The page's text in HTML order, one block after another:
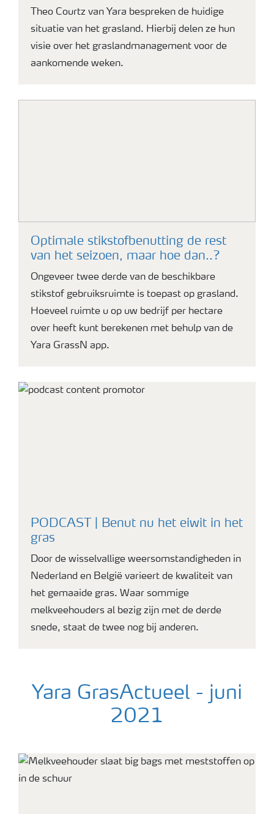
Theo Courtz van Yara bespreken de huidige
situatie van het grasland. Hierbij delen ze hun
visie over het graslandmanagement voor de
aankomende weken.
Optimale stikstofbenutting de rest
van het seizoen, maar hoe dan..?
Ongeveer twee derde van de beschikbare
stikstof gebruiksruimte is toepast op grasland.
Hoeveel ruimte u op uw bedrijf per hectare
over heeft kunt berekenen met behulp van de
Yara GrassN app.
PODCAST | Benut nu het eiwit in het
gras
Door de wisselvallige weersomstandigheden in
Nederland en België varieert de kwaliteit van
het gemaaide gras. Waar sommige
melkveehouders al bezig zijn met de derde
snede, staat de twee nog bij anderen.
Yara GrasActueel - juni
2021
koeien kijken in de camera buiten op het grasland